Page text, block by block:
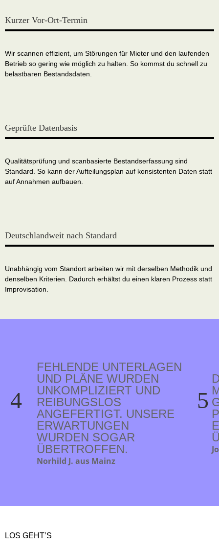
Kurzer Vor-Ort-Termin
Wir scannen effizient, um Störungen für Mieter und den laufenden
Betrieb so gering wie möglich zu halten. So kommst du schnell zu
belastbaren Bestandsdaten.
Geprüfte Datenbasis
Qualitätsprüfung und scanbasierte Bestandserfassung sind
Standard. So kann der Aufteilungsplan auf konsistenten Daten statt
auf Annahmen aufbauen.
Deutschlandweit nach Standard
Unabhängig vom Standort arbeiten wir mit derselben Methodik und
denselben Kriterien. Dadurch erhältst du einen klaren Prozess statt
Improvisation.
FEHLENDE UNTERLAGEN
UND PLÄNE WURDEN
UNKOMPLIZIERT UND
REIBUNGSLOS
ANGEFERTIGT. UNSERE
ERWARTUNGEN
WURDEN SOGAR
ÜBERTROFFEN.
Norhild J. aus Mainz
4 5
LOS GEHT’S